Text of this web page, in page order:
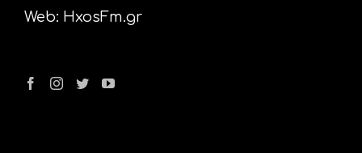
Web: HxosFm.gr